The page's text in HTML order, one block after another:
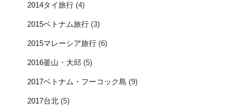
2014タイ旅行 (4)
2015ベトナム旅行 (3)
2015マレーシア旅行 (6)
2016釜山・大邱 (5)
2017ベトナム・フーコック島 (9)
2017台北 (5)